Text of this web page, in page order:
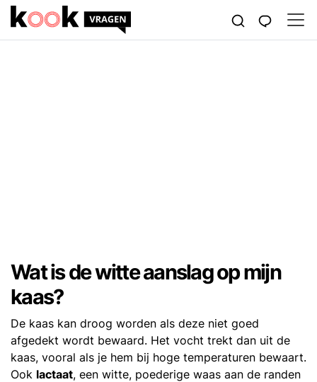
Wat is de witte aanslag op mijn
kaas?
De kaas kan droog worden als deze niet goed
afgedekt wordt bewaard. Het vocht trekt dan uit de
kaas, vooral als je hem bij hoge temperaturen bewaart.
Ook lactaat, een witte, poederige waas aan de randen